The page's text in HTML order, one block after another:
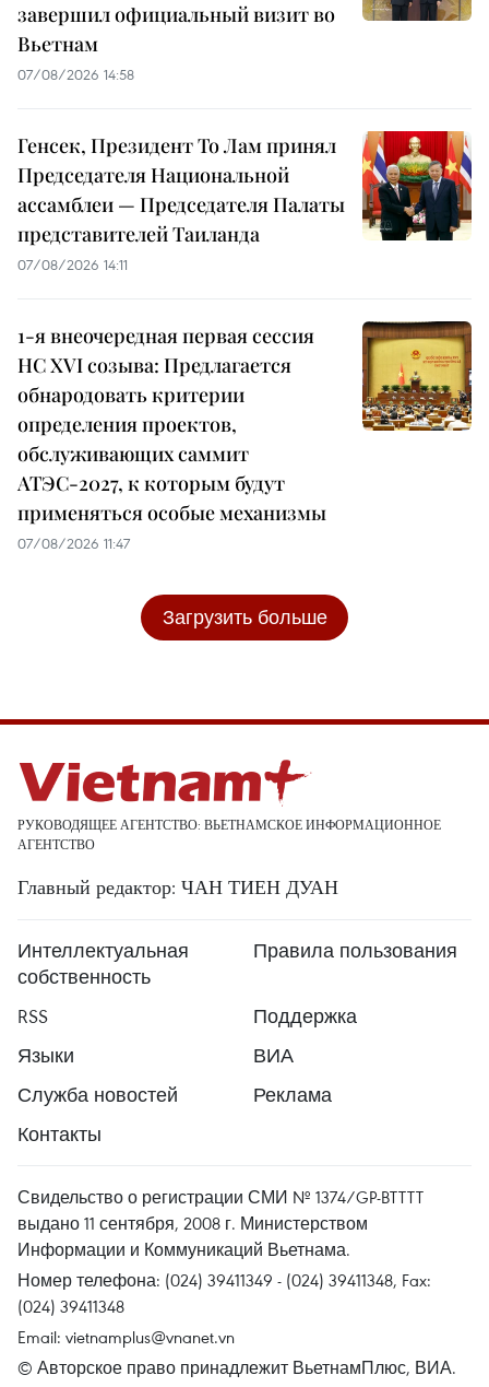
завершил официальный визит во
Вьетнам
07/08/2026 14:58
Генсек, Президент То Лам принял
Председателя Национальной
ассамблеи — Председателя Палаты
представителей Таиланда
07/08/2026 14:11
1-я внеочередная первая сессия
НС XVI созыва: Предлагается
обнародовать критерии
определения проектов,
обслуживающих саммит
АТЭС-2027, к которым будут
применяться особые механизмы
07/08/2026 11:47
Загрузить больше
РУКОВОДЯЩЕЕ АГЕНТСТВО: ВЬЕТНАМСКОЕ ИНФОРМАЦИОННОЕ
АГЕНТСТВО
Главный редактор: ЧАН ТИЕН ДУАН
Интеллектуальная
собственность
Правила пользования
RSS
Поддержка
Языки
ВИА
Служба новостей
Реклама
Контакты
Свидельство о регистрации СМИ № 1374/GP-BTTTT
выдано 11 сентября, 2008 г. Министерством
Информации и Коммуникаций Вьетнама.
Номер телефона: (024) 39411349 - (024) 39411348, Fax:
(024) 39411348
Email: vietnamplus@vnanet.vn
© Авторское право принадлежит ВьетнамПлюс, ВИА.